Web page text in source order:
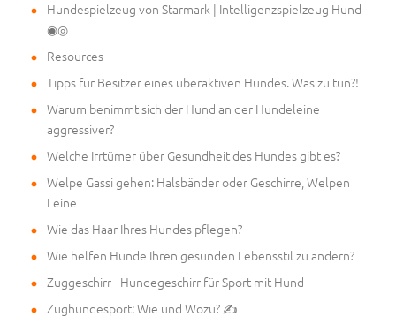
Hundespielzeug von Starmark | Intelligenzspielzeug Hund
◉◎
Resources
Tipps für Besitzer eines überaktiven Hundes. Was zu tun?!
Warum benimmt sich der Hund an der Hundeleine
aggressiver?
Welche Irrtümer über Gesundheit des Hundes gibt es?
Welpe Gassi gehen: Halsbänder oder Geschirre, Welpen
Leine
Wie das Haar Ihres Hundes pflegen?
Wie helfen Hunde Ihren gesunden Lebensstil zu ändern?
Zuggeschirr - Hundegeschirr für Sport mit Hund
Zughundesport: Wie und Wozu? ✍